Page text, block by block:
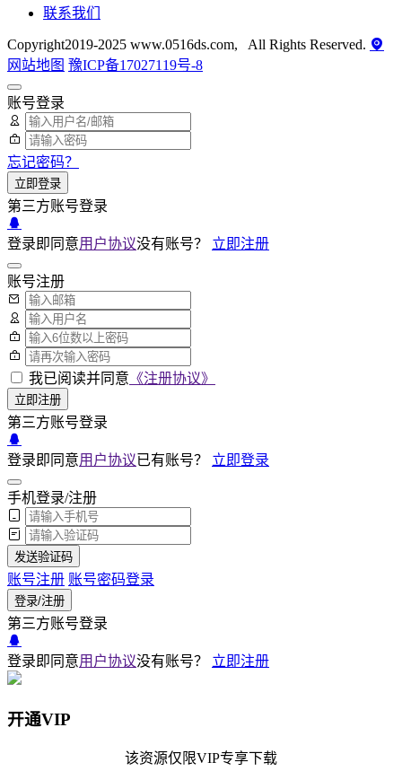
联系我们
Copyright2019-2025 www.0516ds.com, All Rights Reserved.
网站地图 豫ICP备17027119号-8
账号登录
忘记密码？
立即登录
第三方账号登录
登录即同意用户协议没有账号？ 立即注册
账号注册
我已阅读并同意 《注册协议》
立即注册
第三方账号登录
登录即同意用户协议已有账号？ 立即登录
手机登录/注册
发送验证码
账号注册 账号密码登录
登录/注册
第三方账号登录
登录即同意用户协议没有账号？ 立即注册
开通VIP
该资源仅限VIP专享下载